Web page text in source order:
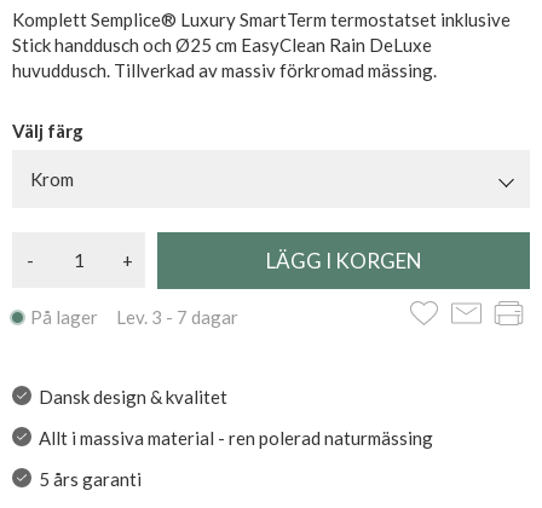
Komplett Semplice® Luxury SmartTerm termostatset inklusive
Stick handdusch och Ø25 cm EasyClean Rain DeLuxe
huvuddusch. Tillverkad av massiv förkromad mässing.
Välj färg
Krom
- +
På lager Lev. 3 - 7 dagar
Dansk design & kvalitet
Allt i massiva material - ren polerad naturmässing
5 års garanti